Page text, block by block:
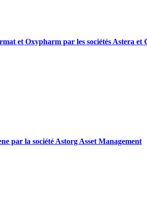
et Oxypharm par les sociétés Astera
par la société Astorg Asset Management